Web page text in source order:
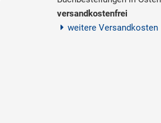
versandkostenfrei
weitere Versandkosten